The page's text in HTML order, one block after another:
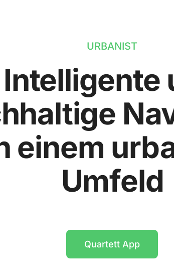
URBANIST
Intelligente
einem
Umfeld
Quartett App